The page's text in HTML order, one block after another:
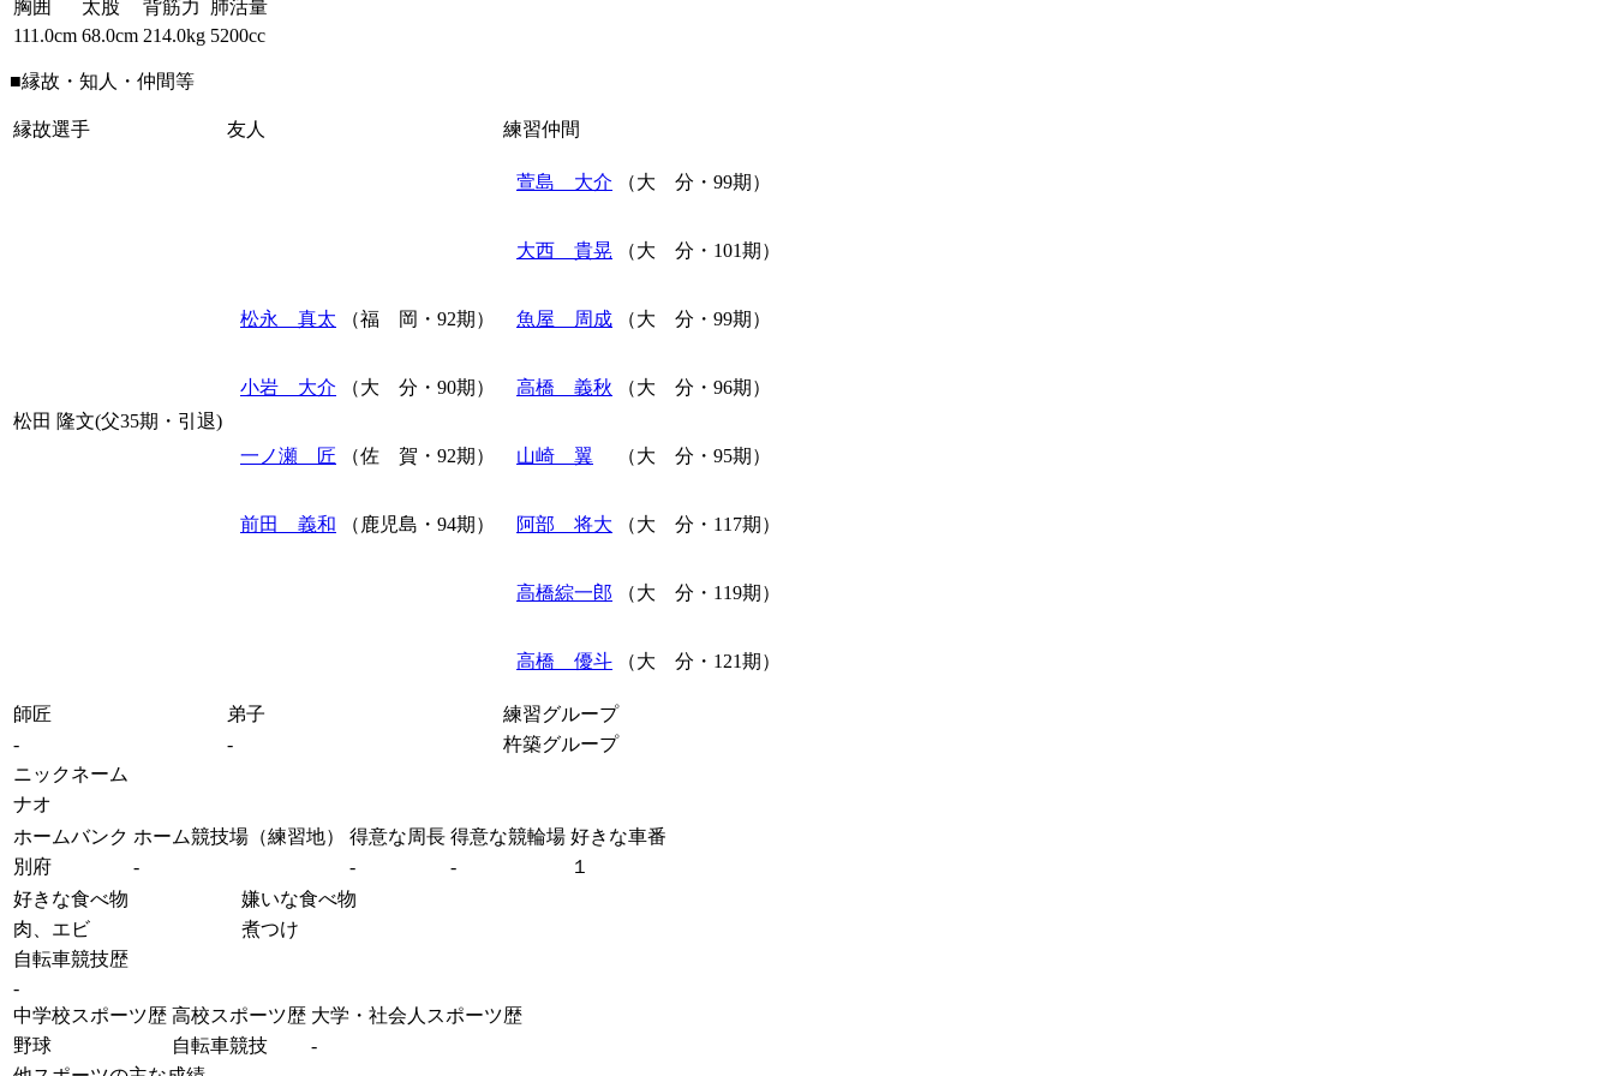
胸囲 太股 背筋力
肺活量
111.0cm 68.0cm 214.0kg 5200cc
■縁故・知人・仲間等
縁故選手 友人 練習仲間
松田 隆文(父35期・引退)
松永 真太 （福 岡・92期）
小岩 大介 （大 分・90期）
一ノ瀬 匠 （佐 賀・92期）
前田 義和 （鹿児島・94期）
萱島 大介 （大 分・99期）
大西 貴晃 （大 分・101期）
魚屋 周成 （大 分・99期）
高橋 義秋 （大 分・96期）
山崎 翼 （大 分・95期）
阿部 将大 （大 分・117期）
高橋綜一郎 （大 分・119期）
高橋 優斗 （大 分・121期）
師匠 弟子
練習グループ
-
-
杵築グループ
ニックネーム
ナオ
ホームバンク ホーム競技場（練習地） 得意な周長 得意な競輪場 好きな車番
別府
- - -
１
好きな食べ物
嫌いな食べ物
肉、エビ
煮つけ
自転車競技歴
-
中学校スポーツ歴 高校スポーツ歴 大学・社会人スポーツ歴
野球
自転車競技
-